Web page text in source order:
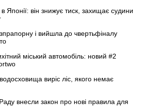
він знижує тиск, захищає судини
і вийшла до чвертьфіналу
міський автомобіль: новий #2
виріс ліс, якого немає
Раду внесли закон про нові правила для